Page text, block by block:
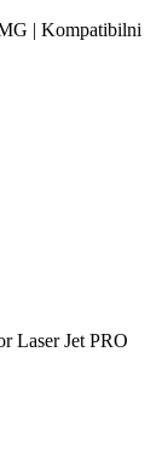
| Kompatibilni
Laser Jet PRO